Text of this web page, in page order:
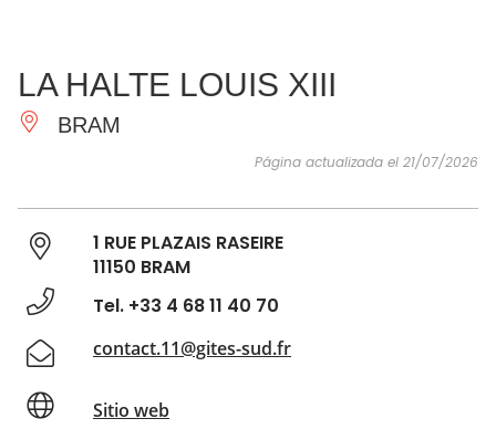
IMPRESCINDIBLES
HACER
INSPIRACIONES
LA HALTE LOUIS XIII
BRAM
Página actualizada el 21/07/2026
1 RUE PLAZAIS RASEIRE
11150 BRAM
Tel. +33 4 68 11 40 70
contact.11@gites-sud.fr
Sitio web